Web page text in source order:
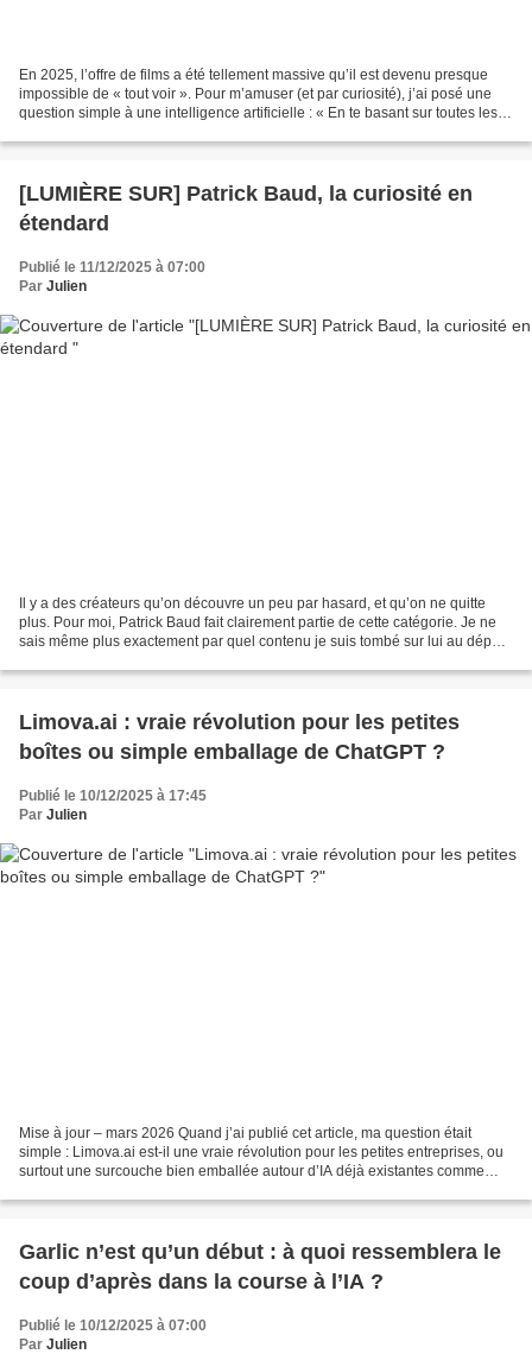
En 2025, l’offre de films a été tellement massive qu’il est devenu presque
impossible de « tout voir ». Pour m’amuser (et par curiosité), j’ai posé une
question simple à une intelligence artificielle : « En te basant sur toutes les
[LUMIÈRE SUR] Patrick Baud, la curiosité en
étendard
Publié le 11/12/2025 à 07:00
Par Julien
Il y a des créateurs qu’on découvre un peu par hasard, et qu’on ne quitte
plus. Pour moi, Patrick Baud fait clairement partie de cette catégorie. Je ne
sais même plus exactement par quel contenu je suis tombé sur lui au départ.
Limova.ai : vraie révolution pour les petites
boîtes ou simple emballage de ChatGPT ?
Publié le 10/12/2025 à 17:45
Par Julien
Mise à jour – mars 2026 Quand j’ai publié cet article, ma question était
simple : Limova.ai est-il une vraie révolution pour les petites entreprises, ou
surtout une surcouche bien emballée autour d’IA déjà existantes comme
Garlic n’est qu’un début : à quoi ressemblera le
coup d’après dans la course à l’IA ?
Publié le 10/12/2025 à 07:00
Par Julien